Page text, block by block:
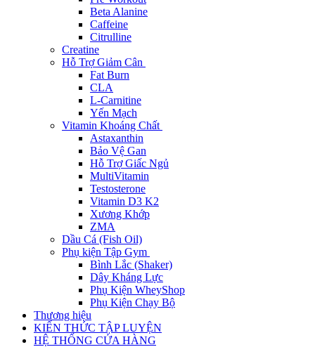
Beta Alanine
Caffeine
Citrulline
Creatine
Hỗ Trợ Giảm Cân
Fat Burn
CLA
L-Carnitine
Yến Mạch
Vitamin Khoáng Chất
Astaxanthin
Bảo Vệ Gan
Hỗ Trợ Giấc Ngủ
MultiVitamin
Testosterone
Vitamin D3 K2
Xương Khớp
ZMA
Dầu Cá (Fish Oil)
Phụ kiện Tập Gym
Bình Lắc (Shaker)
Dây Kháng Lực
Phụ Kiện WheyShop
Phụ Kiện Chạy Bộ
Thương hiệu
KIẾN THỨC TẬP LUYỆN
HỆ THỐNG CỬA HÀNG